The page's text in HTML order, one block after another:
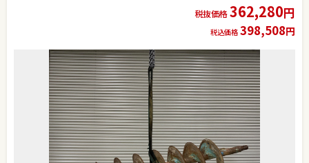
税抜価格362,280円
税込価格 398,508円